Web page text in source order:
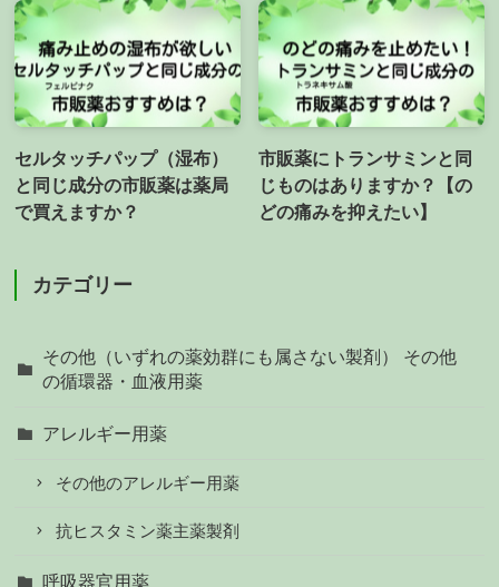
セルタッチパップ（湿布）
と同じ成分の市販薬は薬局
で買えますか？
市販薬にトランサミンと同
じものはありますか？【の
どの痛みを抑えたい】
カテゴリー
その他（いずれの薬効群にも属さない製剤） その他
の循環器・血液用薬
アレルギー用薬
その他のアレルギー用薬
抗ヒスタミン薬主薬製剤
呼吸器官用薬